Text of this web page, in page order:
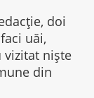
doi
uăi,
vizitat niște
din